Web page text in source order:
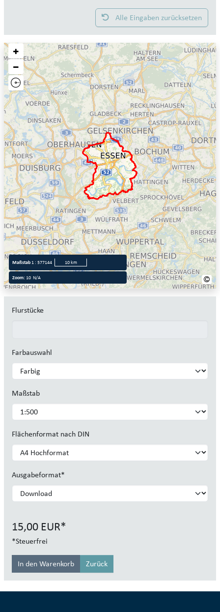
Alle Eingaben zurücksetzen
1 : 577144 10 km
10 N/A
Flurstücke
Farbauswahl
Maßstab
Flächenformat nach DIN
Ausgabeformat*
15,00 EUR*
*Steuerfrei
Zurück